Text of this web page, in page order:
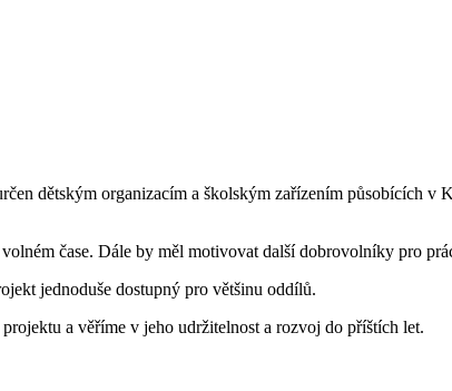
dětským organizacím a školským zařízením působících
čase. Dále by měl motivovat další dobrovolníky pro
jednoduše dostupný pro většinu oddílů.
a věříme v jeho udržitelnost a rozvoj do příštích let.